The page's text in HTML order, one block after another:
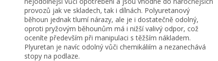
provozů jak ve skladech, tak i dílnách. Polyuretanový
běhoun jednak tlumí nárazy, ale je i dostatečně odolný,
oproti pryžovým běhounům má i nižší valivý odpor, což
oceníte především při manipulaci s těžším nákladem.
Plyuretan je navíc odolný vůči chemikáliím a nezanechává
stopy na podlaze.